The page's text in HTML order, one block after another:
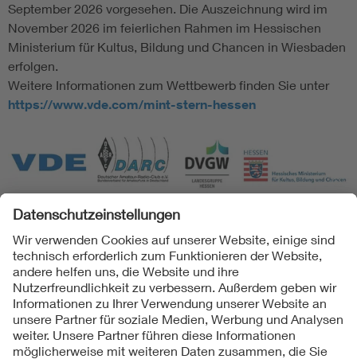
September 2026 vorgesehen. Die Auszeichnung wird im
November 2026 im feierlichen Rahmen im Hessischen
Ministerium für Kultus, Bildung und Chancen in Wiesbaden
erfolgen.
Weitere Informationen zum Wettbewerb finden Sie unter
https://www.vde.com/mint-stern-hessen
Folgen Sie uns